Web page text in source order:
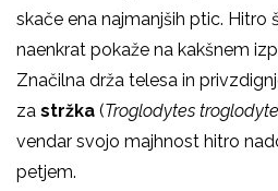
skače ena najmanjših ptic. Hitro
naenkrat pokaže na kakšnem
Značilna drža telesa in
za stržka (Troglodytes
vendar svojo majhnost hitro
petjem.